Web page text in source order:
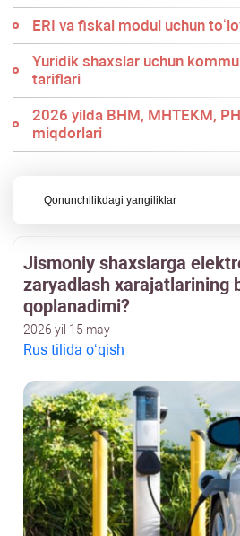
ERI va fiskal modul uchun
Yuridik shaхslar uchun
tariflari
2026 yilda BHM, MHTEKM,
miqdorlari
Qonunchilikdagi yangiliklar
Jismoniy shaхslarga
zaryadlash хarajatlarining
qoplanadimi?
2026 yil 15 may
Rus tilida oʻqish